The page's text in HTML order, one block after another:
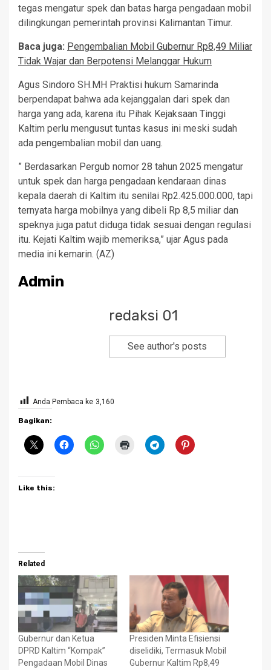
tegas mengatur spek dan batas harga pengadaan mobil
dilingkungan pemerintah provinsi Kalimantan Timur.
Baca juga: Pengembalian Mobil Gubernur Rp8,49 Miliar
Tidak Wajar dan Berpotensi Melanggar Hukum
Agus Sindoro SH.MH Praktisi hukum Samarinda
berpendapat bahwa ada kejanggalan dari spek dan
harga yang ada, karena itu Pihak Kejaksaan Tinggi
Kaltim perlu mengusut tuntas kasus ini meski sudah
ada pengembalian mobil dan uang.
” Berdasarkan Pergub nomor 28 tahun 2025 mengatur
untuk spek dan harga pengadaan kendaraan dinas
kepala daerah di Kaltim itu senilai Rp2.425.000.000, tapi
ternyata harga mobilnya yang dibeli Rp 8,5 miliar dan
speknya juga patut diduga tidak sesuai dengan regulasi
itu. Kejati Kaltim wajib memeriksa,” ujar Agus pada
media ini kemarin. (AZ)
Admin
redaksi 01
See author's posts
Anda Pembaca ke 3,160
Bagikan:
Like this:
Related
Gubernur dan Ketua
DPRD Kaltim “Kompak”
Pengadaan Mobil Dinas
Presiden Minta Efisiensi
diselidiki, Termasuk Mobil
Gubernur Kaltim Rp8,49